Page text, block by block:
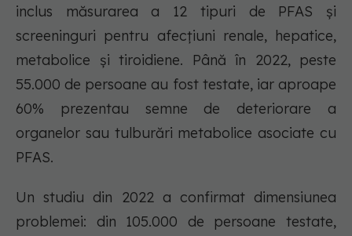
inclus măsurarea a 12 tipuri de PFAS și
screeninguri pentru afecțiuni renale, hepatice,
metabolice și tiroidiene. Până în 2022, peste
55.000 de persoane au fost testate, iar aproape
60% prezentau semne de deteriorare a
organelor sau tulburări metabolice asociate cu
PFAS.
Un studiu din 2022 a confirmat dimensiunea
problemei: din 105.000 de persoane testate,